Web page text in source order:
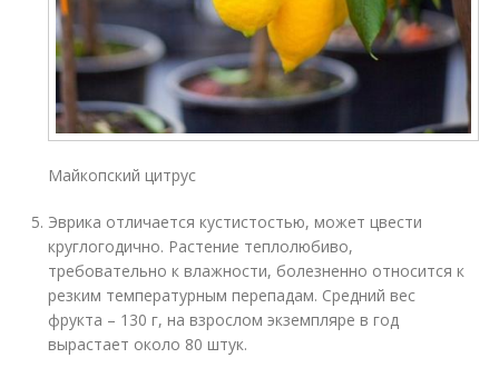
Майкопский цитрус
Эврика отличается кустистостью, может цвести
круглогодично. Растение теплолюбиво,
требовательно к влажности, болезненно относится к
резким температурным перепадам. Средний вес
фрукта – 130 г, на взрослом экземпляре в год
вырастает около 80 штук.